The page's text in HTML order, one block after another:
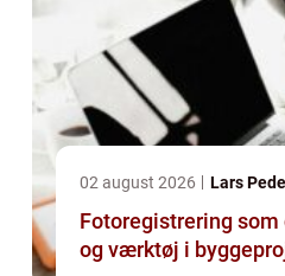
02 august 2026 Lars
Fotoregistrering
og værktøj i